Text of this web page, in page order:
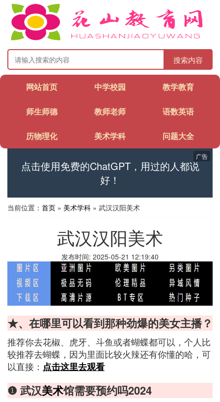
搜索内容
网站首页 中学校园 教学教育
师生师德 教师老师 语数英语
历物理化 美术学科 问题大全
点击使用免费的ChatGPT，用过的人都说
好！
广告
当前位置： 首页 » 美术学科 » 武汉汉阳美术
武汉汉阳美术
发布时间: 2025-05-21 12:19:40
★、在哪里可以看到那种劲爆的美女主播？
推荐你去花椒、虎牙、斗鱼或者蝴蝶都可以，个人比
较推荐去蝴蝶，因为里面比较火辣还有你懂的哈，可
以直接： 点击这里去观看
❶ 武汉美术馆需要预约吗2024